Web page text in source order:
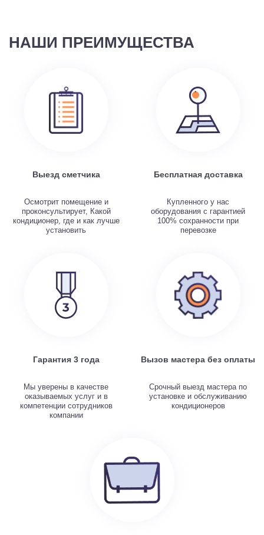
НАШИ ПРЕИМУЩЕСТВА
Выезд сметчика
Осмотрит помещение и
проконсультирует, Какой
кондиционер, где и как лучше
установить
Бесплатная доставка
Купленного у нас
оборудования с гарантией
100% сохранности при
перевозке
Гарантия 3 года
Мы уверены в качестве
оказываемых услуг и в
компетенции сотрудников
компании
Вызов мастера без оплаты
Срочный выезд мастера по
установке и обслуживанию
кондиционеров